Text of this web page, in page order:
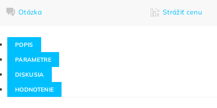
Otázka
Strážiť cenu
POPIS
PARAMETRE
DISKUSIA
HODNOTENIE